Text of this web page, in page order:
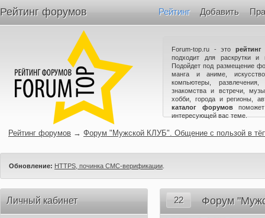
Рейтинг форумов Рейтинг Добавить
Forum-top.ru - это
подходит для раскрутки и
Подойдет под размещение
манга и аниме,
компьютеры,
знакомства и встречи,
хобби, города и регионы,
каталог форумов
интересующей вас теме.
Рейтинг форумов → Форум "Мужской КЛУБ". Общение с пользой в
Обновление: HTTPS, починка СМС-верификации
Личный кабинет 22 Форум